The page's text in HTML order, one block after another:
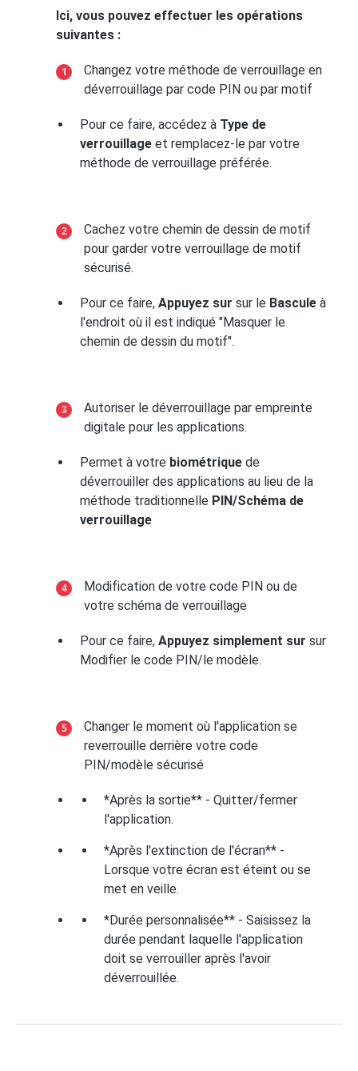
Ici, vous pouvez effectuer les opérations
suivantes :
Changez votre méthode de verrouillage en
déverrouillage par code PIN ou par motif
Pour ce faire, accédez à Type de
verrouillage et remplacez-le par votre
méthode de verrouillage préférée.
Cachez votre chemin de dessin de motif
pour garder votre verrouillage de motif
sécurisé.
Pour ce faire, Appuyez sur sur le Bascule à
l'endroit où il est indiqué "Masquer le
chemin de dessin du motif".
Autoriser le déverrouillage par empreinte
digitale pour les applications.
Permet à votre biométrique de
déverrouiller des applications au lieu de la
méthode traditionnelle PIN/Schéma de
verrouillage
Modification de votre code PIN ou de
votre schéma de verrouillage
Pour ce faire, Appuyez simplement sur sur
Modifier le code PIN/le modèle.
Changer le moment où l'application se
reverrouille derrière votre code
PIN/modèle sécurisé
*Après la sortie** - Quitter/fermer
l'application.
*Après l'extinction de l'écran** -
Lorsque votre écran est éteint ou se
met en veille.
*Durée personnalisée** - Saisissez la
durée pendant laquelle l'application
doit se verrouiller après l'avoir
déverrouillée.